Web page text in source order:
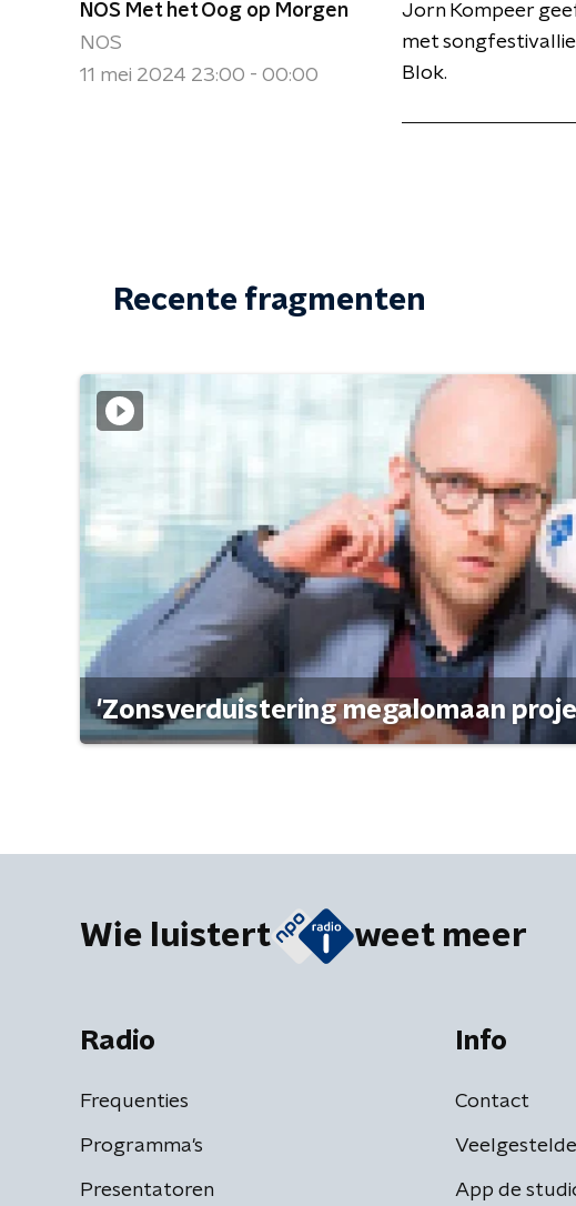
NOS Met het Oog op Morgen
NOS
11 mei 2024 23:00 - 00:00
Jorn Kompeer
met
Blok.
Recente fragmenten
'Zonsverduistering megalomaan
Wie luistert weet meer
Radio
Frequenties
Programma's
Presentatoren
Info
Contact
App de